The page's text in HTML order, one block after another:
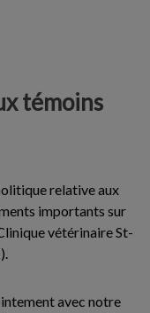
témoins
relative aux
importants sur
vétérinaire St-
avec notre